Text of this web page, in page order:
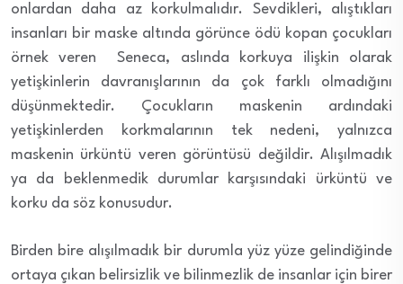
onlardan daha az korkulmalıdır. Sevdikleri, alıştıkları
insanları bir maske altında görünce ödü kopan çocukları
örnek veren Seneca, aslında korkuya ilişkin olarak
yetişkinlerin davranışlarının da çok farklı olmadığını
düşünmektedir. Çocukların maskenin ardındaki
yetişkinlerden korkmalarının tek nedeni, yalnızca
maskenin ürküntü veren görüntüsü değildir. Alışılmadık
ya da beklenmedik durumlar karşısındaki ürküntü ve
korku da söz konusudur.
Birden bire alışılmadık bir durumla yüz yüze gelindiğinde
ortaya çıkan belirsizlik ve bilinmezlik de insanlar için birer